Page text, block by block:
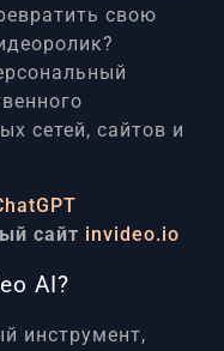
свою
сетей, сайтов и
сайт invideo.io
AI?
инструмент,